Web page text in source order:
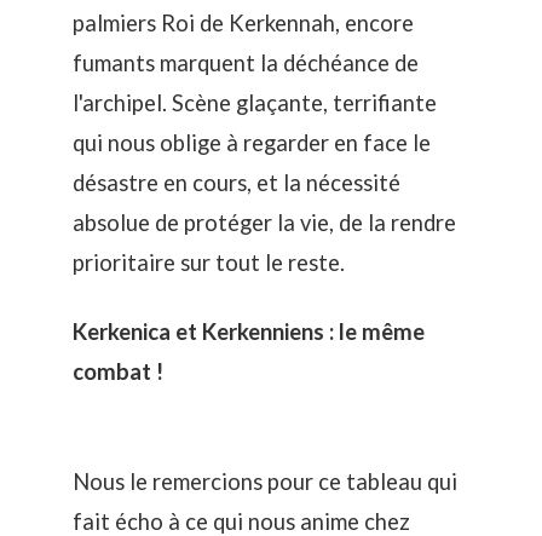
palmiers Roi de Kerkennah, encore
fumants marquent la déchéance de
l'archipel. Scène glaçante, terrifiante
qui nous oblige à regarder en face le
désastre en cours, et la nécessité
absolue de protéger la vie, de la rendre
prioritaire sur tout le reste.
Kerkenica et Kerkenniens : le même
combat !
Nous le remercions pour ce tableau qui
fait écho à ce qui nous anime chez